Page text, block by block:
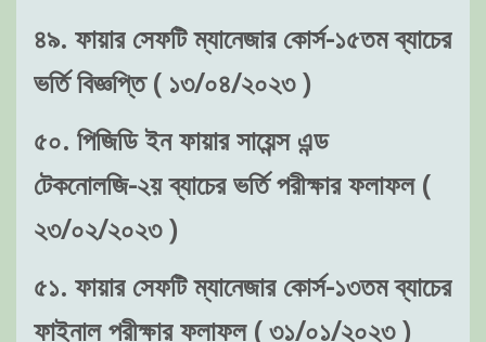
৪৯. ফায়ার সেফটি ম্যানেজার কোর্স-১৫তম ব্যাচের
ভর্তি বিজ্ঞপ্তি ( ১৩/০৪/২০২৩ )
৫০. পিজিডি ইন ফায়ার সায়েন্স এন্ড
টেকনোলজি-২য় ব্যাচের ভর্তি পরীক্ষার ফলাফল (
২৩/০২/২০২৩ )
৫১. ফায়ার সেফটি ম্যানেজার কোর্স-১৩তম ব্যাচের
ফাইনাল পরীক্ষার ফলাফল ( ৩১/০১/২০২৩ )